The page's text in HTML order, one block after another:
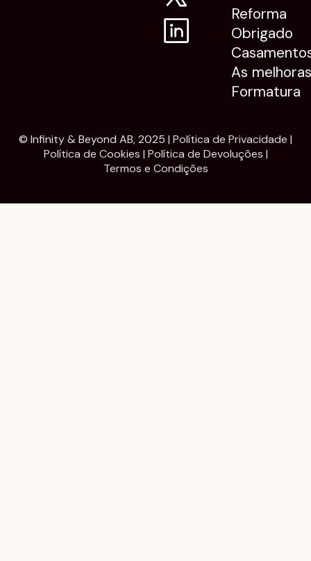
Reforma
Obrigado
As
Formatura
© Infinity & Beyond AB, 2025 | Política de Privacidade |
Política de Cookies | Política de Devoluções |
Termos e Condições